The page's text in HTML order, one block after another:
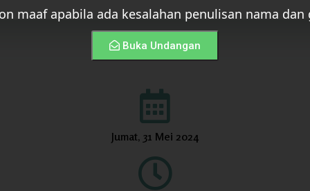
maaf apabila ada kesalahan penulisan nama dan
Buka Undangan
Jumat, 31 Mei 2024